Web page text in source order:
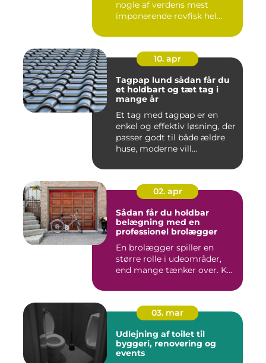
nogle af verdens mest
imponerende rovfisk hel...
10. apr
Tagpap lund sådan får du
et holdbart og tæt tag i
mange år
Et tag med tagpap er en
enkel og effektiv løsning, der
passer godt til både ældre
huse, moderne vill...
02. apr
Sådan får du holdbar
belægning med en
professionel brolægger
En brolægger spiller en
større rolle i udeområder,
end mange tænker over. K...
03. mar
Udlejning af toilet til
byggeri, renovering og
events